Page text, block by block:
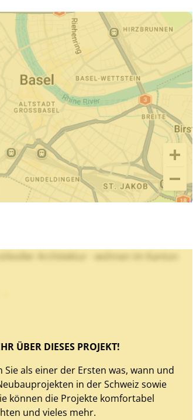
Architektur - wohnen im Kanton
ÜBER DIESES PROJEKT!
Sie als einer der Ersten was, wann und
in der Schweiz sowie
können die Projekte komfortabel
und vieles mehr.